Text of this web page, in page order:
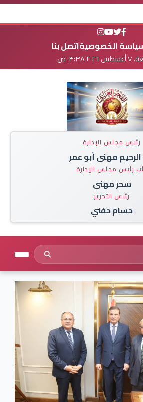
الخصوصيةاتصل بنا
٠٣:٣٨ ص
رئيس مجلس الإدارة
الرحيم مهنى أبو عمر
رئيس مجلس الإدارة
سحر مهنى
رئيس التحرير
حسام حفني